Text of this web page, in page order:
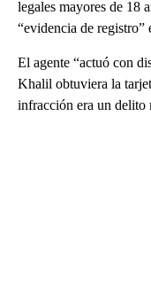
legales mayores de 18
“evidencia de registro”
El agente “actuó con
Khalil obtuviera la
infracción era un delito